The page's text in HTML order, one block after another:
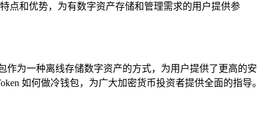
点和优势，为有数字资产存储和管理需求的用户提供参
为一种离线存储数字资产的方式，为用户提供了更高的安
如何做冷钱包，为广大加密货币投资者提供全面的指导。